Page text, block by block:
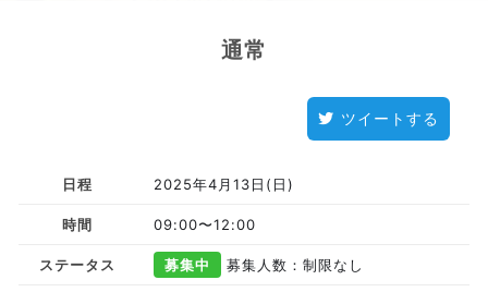
通常
ツイートする
日程 2025年4月13日(日)
時間 09:00〜12:00
ステータス 募集中 募集人数：制限なし